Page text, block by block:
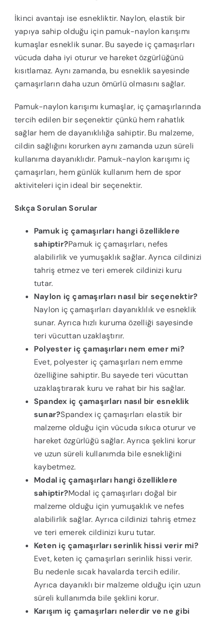
İkinci avantajı ise esnekliktir. Naylon, elastik bir
yapıya sahip olduğu için pamuk-naylon karışımı
kumaşlar esneklik sunar. Bu sayede iç çamaşırları
vücuda daha iyi oturur ve hareket özgürlüğünü
kısıtlamaz. Aynı zamanda, bu esneklik sayesinde
çamaşırların daha uzun ömürlü olmasını sağlar.
Pamuk-naylon karışımı kumaşlar, iç çamaşırlarında
tercih edilen bir seçenektir çünkü hem rahatlık
sağlar hem de dayanıklılığa sahiptir. Bu malzeme,
cildin sağlığını korurken aynı zamanda uzun süreli
kullanıma dayanıklıdır. Pamuk-naylon karışımı iç
çamaşırları, hem günlük kullanım hem de spor
aktiviteleri için ideal bir seçenektir.
Sıkça Sorulan Sorular
Pamuk iç çamaşırları hangi özelliklere
sahiptir?Pamuk iç çamaşırları, nefes
alabilirlik ve yumuşaklık sağlar. Ayrıca cildinizi
tahriş etmez ve teri emerek cildinizi kuru
tutar.
Naylon iç çamaşırları nasıl bir seçenektir?
Naylon iç çamaşırları dayanıklılık ve esneklik
sunar. Ayrıca hızlı kuruma özelliği sayesinde
teri vücuttan uzaklaştırır.
Polyester iç çamaşırları nem emer mi?
Evet, polyester iç çamaşırları nem emme
özelliğine sahiptir. Bu sayede teri vücuttan
uzaklaştırarak kuru ve rahat bir his sağlar.
Spandex iç çamaşırları nasıl bir esneklik
sunar?Spandex iç çamaşırları elastik bir
malzeme olduğu için vücuda sıkıca oturur ve
hareket özgürlüğü sağlar. Ayrıca şeklini korur
ve uzun süreli kullanımda bile esnekliğini
kaybetmez.
Modal iç çamaşırları hangi özelliklere
sahiptir?Modal iç çamaşırları doğal bir
malzeme olduğu için yumuşaklık ve nefes
alabilirlik sağlar. Ayrıca cildinizi tahriş etmez
ve teri emerek cildinizi kuru tutar.
Keten iç çamaşırları serinlik hissi verir mi?
Evet, keten iç çamaşırları serinlik hissi verir.
Bu nedenle sıcak havalarda tercih edilir.
Ayrıca dayanıklı bir malzeme olduğu için uzun
süreli kullanımda bile şeklini korur.
Karışım iç çamaşırları nelerdir ve ne gibi